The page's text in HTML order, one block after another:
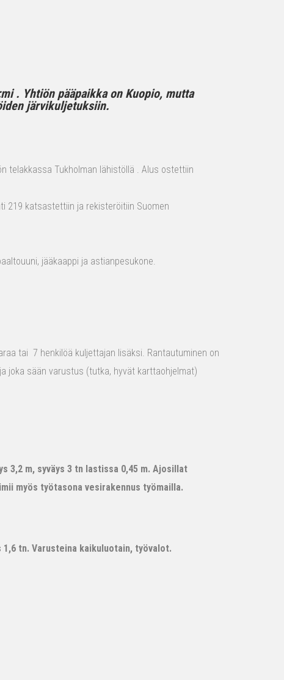
. Yhtiön pääpaikka on Kuopio, mutta
järvikuljetuksiin.
telakkassa Tukholman lähistöllä . Alus ostettiin
219 katsastettiin ja rekisteröitiin Suomen
jääkaappi ja astianpesukone.
tai 7 henkilöä kuljettajan lisäksi. Rantautuminen on
joka sään varustus (tutka, hyvät karttaohjelmat)
3,2 m, syväys 3 tn lastissa 0,45 m. Ajosillat
myös työtasona vesirakennus työmailla.
tn. Varusteina kaikuluotain, työvalot.